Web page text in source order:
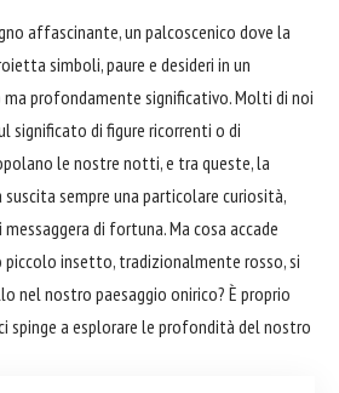
affascinante, un palcoscenico dove la
simboli, paure e desideri in un
profondamente significativo. Molti di noi
significato di figure ricorrenti o di
le nostre notti, e tra queste, la
sempre una particolare curiosità,
di fortuna. Ma cosa accade
insetto, tradizionalmente rosso, si
nel nostro paesaggio onirico? È proprio
spinge a esplorare le profondità del nostro